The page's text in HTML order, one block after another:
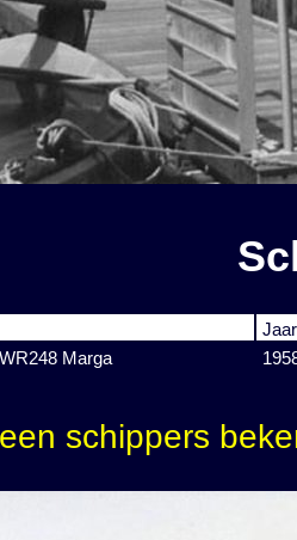
Marga
schippers